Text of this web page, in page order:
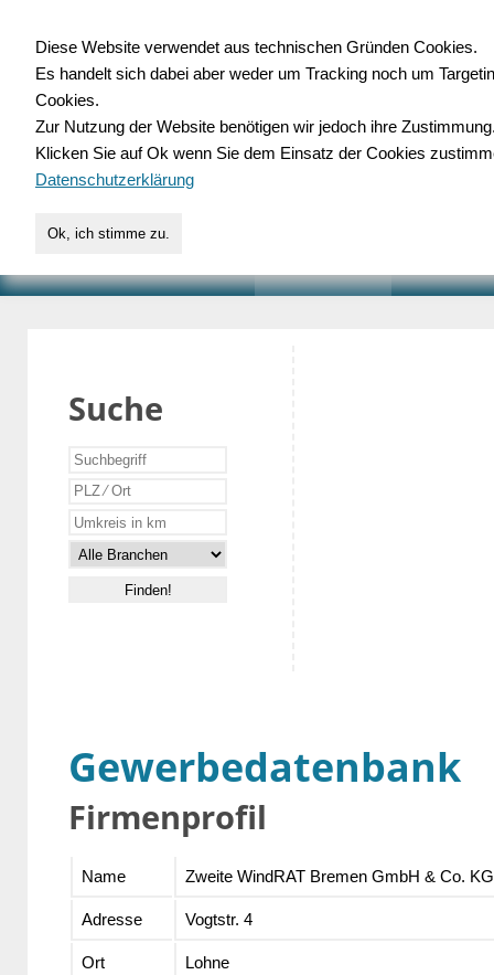
für Handwerk,
Suche
Gewerbedatenbank
Firmenprofil
Name Zweite WindRAT Bremen GmbH & Co. KG
Adresse Vogtstr. 4
Ort Lohne
Diese Website verwendet aus technischen Gründen Cookies.
Es handelt sich dabei aber weder um Tracking noch um
Cookies.
Zur Nutzung der Website benötigen wir jedoch ihre
Klicken Sie auf Ok wenn Sie dem Einsatz der Cookies
Datenschutzerklärung
Ok, ich stimme zu.